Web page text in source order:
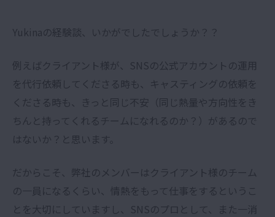
Yukinaの経験談、いかがでしたでしょうか？？
例えばクライアント様が、SNSの公式アカウントの運用
を代行依頼してくださる時も、キャスティングの依頼を
くださる時も、きっと同じ不安（同じ熱量や方向性をき
ちんと持ってくれるチームになれるのか？）があるので
はないか？と思います。
だからこそ、弊社のメンバーはクライアント様のチーム
の一員になるくらい、情熱をもって仕事をするというこ
とを大切にしていますし、SNSのプロとして、また一消